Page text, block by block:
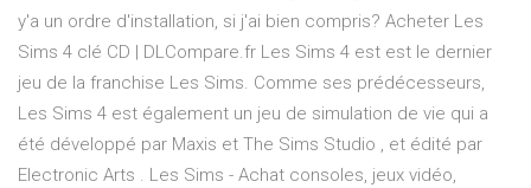
y'a un ordre d'installation, si j'ai bien compris? Acheter Les
Sims 4 clé CD | DLCompare.fr Les Sims 4 est est le dernier
jeu de la franchise Les Sims. Comme ses prédécesseurs,
Les Sims 4 est également un jeu de simulation de vie qui a
été développé par Maxis et The Sims Studio , et édité par
Electronic Arts . Les Sims - Achat consoles, jeux vidéo,